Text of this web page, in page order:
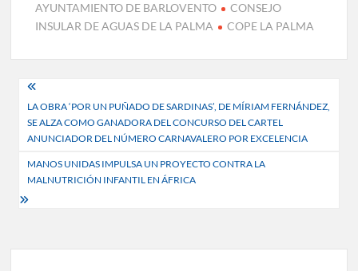
AYUNTAMIENTO DE BARLOVENTO
CONSEJO
INSULAR DE AGUAS DE LA PALMA
COPE LA PALMA
Navegación
de
entradas
LA OBRA ‘POR UN PUÑADO DE SARDINAS’, DE MÍRIAM FERNÁNDEZ,
SE ALZA COMO GANADORA DEL CONCURSO DEL CARTEL
ANUNCIADOR DEL NÚMERO CARNAVALERO POR EXCELENCIA
MANOS UNIDAS IMPULSA UN PROYECTO CONTRA LA
MALNUTRICIÓN INFANTIL EN ÁFRICA